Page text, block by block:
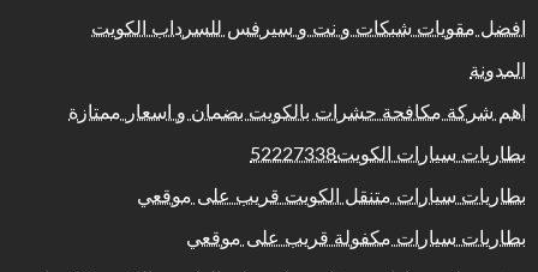
افضل مقويات شبكات و نت و سيرفس للسرداب الكويت
المدونة
اهم شركة مكافحة حشرات بالكويت بضمان و اسعار ممتازة
بطاريات سيارات الكويت52227338
بطاريات سيارات متنقل الكويت قريب على موقعي
بطاريات سيارات مكفولة قريب على موقعي